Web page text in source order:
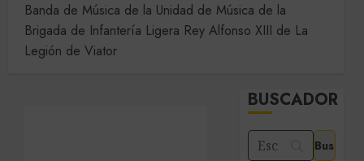
Banda de Música de la Unidad de Música de la
Brigada de Infantería Ligera Rey Alfonso XIII de La
Legión de Viator
BUSCADOR